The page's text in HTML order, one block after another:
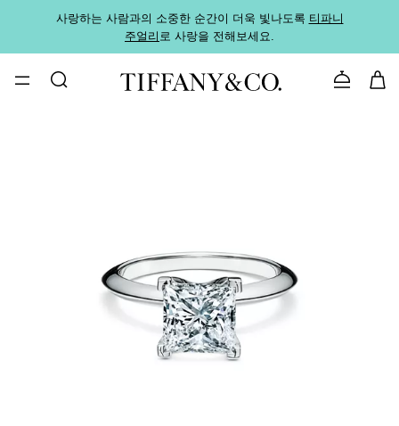
사랑하는 사람과의 소중한 순간이 더욱 빛나도록 티파니
주얼리로 사랑을 전해보세요.
문의하기